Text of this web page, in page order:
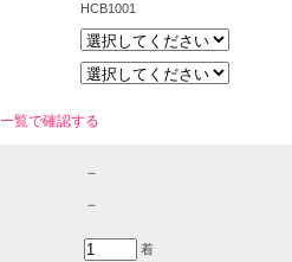
HCB1001
覧で確認する
－
－
着